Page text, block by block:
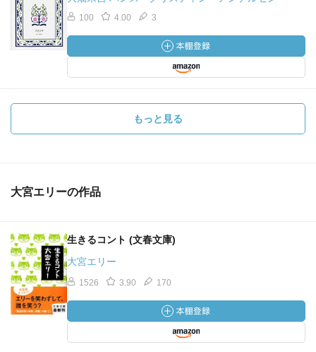
100 4.00 3
もっと見る
大宮エリーの作品
生きるコント (文春文庫)
大宮エリー
1526 3.90 170